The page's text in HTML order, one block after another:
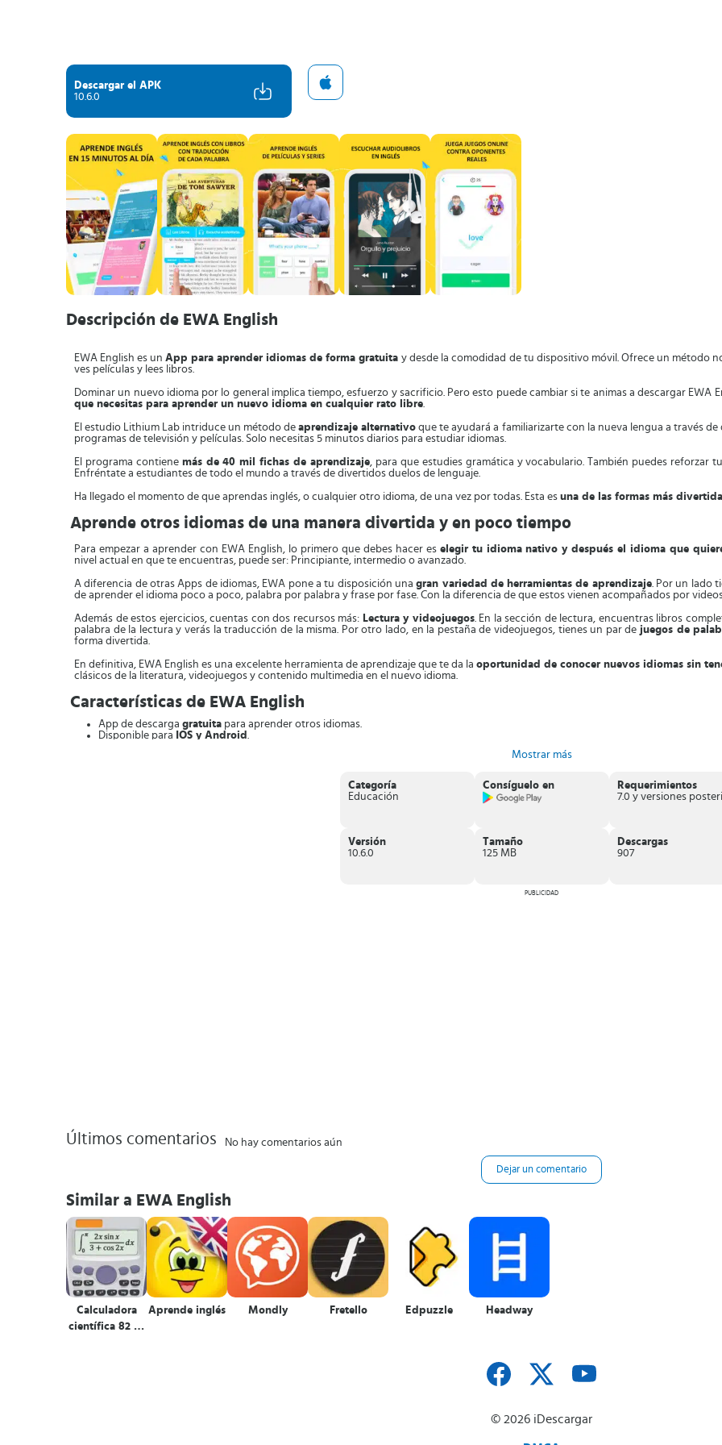
Descargar el APK
10.6.0
Descripción de EWA English
EWA English es unApp para aprender idiomas de forma gratuitay desde la comodidad de tu dispositivo móvil. Ofrece un método
ves películas y lees libros.
Dominar un nuevo idioma por lo general implica tiempo, esfuerzo y sacrificio. Pero esto puede cambiar si te animas a descargar EWA
que necesitas para aprender un nuevo idioma en cualquier rato libre.
El estudio Lithium Lab intriduce un método deaprendizaje alternativo que te ayudará a familiarizarte con la nueva lengua a través
programas de televisión y películas. Solo necesitas 5 minutos diarios para estudiar idiomas.
El programa contiene más de 40 mil fichas de aprendizaje, para que estudies gramática y vocabulario. También puedes reforzar
Enfréntate a estudiantes de todo el mundo a través de divertidos duelos de lenguaje.
Ha llegado el momento de que aprendas inglés, o cualquier otro idioma, de una vez por todas. Esta es una de las formas más
Aprende otros idiomas de una manera divertida y en poco tiempo
Para empezar a aprender con EWA English, lo primero que debes hacer es elegir tu idioma nativo y después el idioma que
nivel actual en que te encuentras, puede ser: Principiante, intermedio o avanzado.
A diferencia de otras Apps de idiomas, EWA pone a tu disposición unagran variedad de herramientas de aprendizaje. Por un lado
de aprender el idioma poco a poco, palabra por palabra y frase por fase. Con la diferencia de que estos vienen acompañados por
Además de estos ejercicios, cuentas con dos recursos más: Lectura y videojuegos. En la sección de lectura, encuentras libros
palabra de la lectura y verás la traducción de la misma. Por otro lado, en la pestaña de videojuegos, tienes un par de juegos de
forma divertida.
En definitiva, EWA English es una excelente herramienta de aprendizaje que te da la oportunidad de conocer nuevos idiomas sin
clásicos de la literatura, videojuegos y contenido multimedia en el nuevo idioma.
Características de EWA English
App de descarga gratuita para aprender otros idiomas.
Disponible para IOS y Android .
Mostrar más
Categoría
Educación
Consíguelo en
Requerimientos
Versión
10.6.0
Tamaño
125 MB
Descargas
907
PUBLICIDAD
Últimos comentarios No hay comentarios aún
Dejar un comentario
Similar a EWA English
Calculadora
científica 82 es
Aprende inglés Mondly Fretello Edpuzzle Headway
© 2026 iDescargar